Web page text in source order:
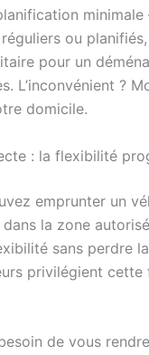
ou
pour un
L’inconvénient ?
domicile.
: la flexibilité
emprunter un
la zone
sans perdre
privilégient
de vous